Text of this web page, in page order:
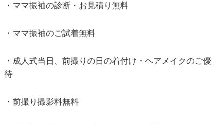
・ママ振袖の診断・お見積り無料
・ママ振袖のご試着無料
・成人式当日、前撮りの日の着付け・ヘアメイクのご優
待
・前撮り撮影料無料